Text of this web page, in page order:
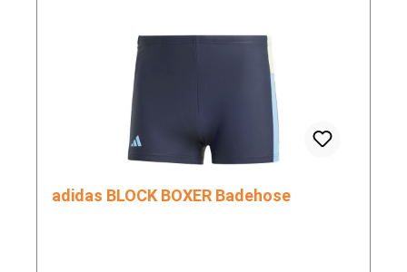
adidas BLOCK BOXER Badehose